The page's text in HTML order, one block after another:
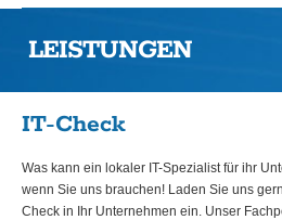
LEISTUNGEN
IT-Check
Was kann ein lokaler IT-Spezialist für ihr
wenn Sie uns brauchen! Laden Sie uns
Check in Ihr Unternehmen ein. Unser